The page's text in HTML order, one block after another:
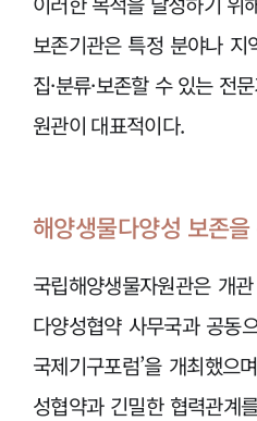
보존기관은 특정 분야나 지
집·분류·보존할 수 있는 전
원관이 대표적이다.
해양생물다양성 보존
국립해양생물자원관은 개
다양성협약 사무국과 공동
국제기구포럼’을 개최했으
성협약과 긴밀한 협력관계